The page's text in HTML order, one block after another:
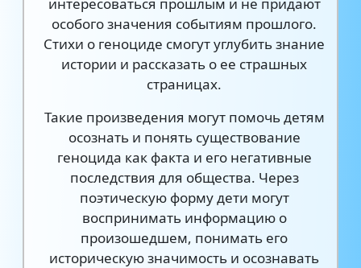
особого значения событиям прошлого.
Стихи о геноциде смогут углубить знание
истории и рассказать о ее страшных
страницах.
Такие произведения могут помочь детям
осознать и понять существование
геноцида как факта и его негативные
последствия для общества. Через
поэтическую форму дети могут
воспринимать информацию о
произошедшем, понимать его
историческую значимость и осознавать